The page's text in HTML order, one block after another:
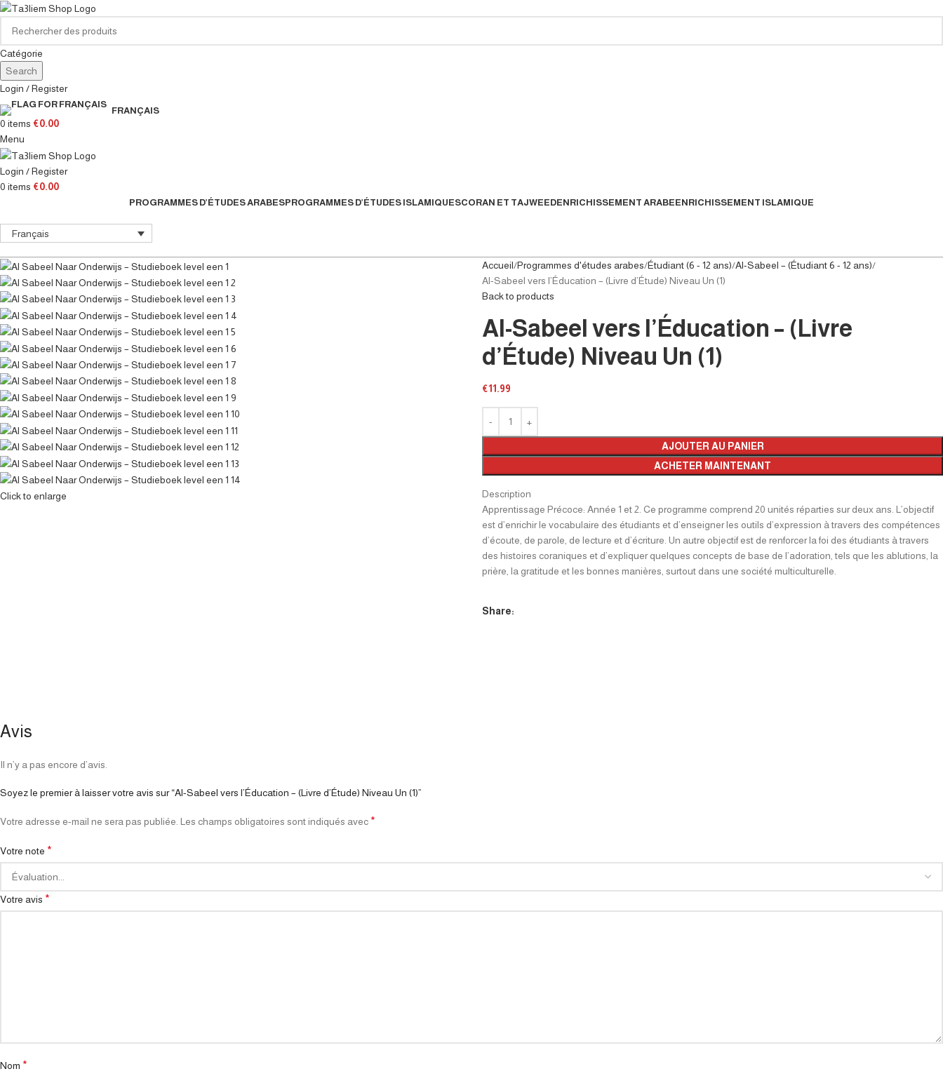
Catégorie
Search
Login / Register
FRANÇAIS
0 items €0.00
Menu
Login / Register
0 items €0.00
PROGRAMMES D’ÉTUDES ARABESPROGRAMMES D’ÉTUDES ISLAMIQUESCORAN ET TAJWEEDENRICHISSEMENT ARABEENRICHISSEMENT ISLAMIQUE
Français
Click to enlarge
Accueil Programmes d'études arabes Étudiant (6 - 12 ans) Al-Sabeel – (Étudiant 6 - 12 ans)
Al-Sabeel vers l’Éducation – (Livre d’Étude) Niveau Un (1)
Back to products
Al-Sabeel vers l’Éducation – (Livre
d’Étude) Niveau Un (1)
€11.99
AJOUTER AU PANIER
ACHETER MAINTENANT
Description
Apprentissage Précoce: Année 1 et 2. Ce programme comprend 20 unités réparties sur deux ans. L’objectif
est d’enrichir le vocabulaire des étudiants et d’enseigner les outils d’expression à travers des compétences
d’écoute, de parole, de lecture et d’écriture. Un autre objectif est de renforcer la foi des étudiants à travers
des histoires coraniques et d’expliquer quelques concepts de base de l’adoration, tels que les ablutions, la
prière, la gratitude et les bonnes manières, surtout dans une société multiculturelle.
Share:
Avis
Il n’y a pas encore d’avis.
Soyez le premier à laisser votre avis sur “Al-Sabeel vers l’Éducation – (Livre d’Étude) Niveau Un (1)”
Votre adresse e-mail ne sera pas publiée. Les champs obligatoires sont indiqués avec *
Votre note *
Votre avis *
Nom *